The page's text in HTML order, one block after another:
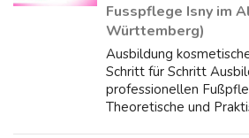
Fusspflege Isny im
Württemberg)
Ausbildung
Schritt für Schritt
professionellen
Theoretische und